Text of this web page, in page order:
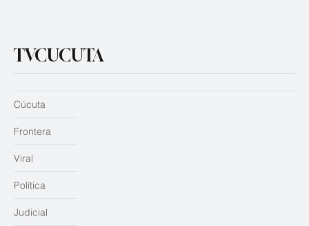
TVCUCUTA
Judicial
Cúcuta
Frontera
Viral
Política